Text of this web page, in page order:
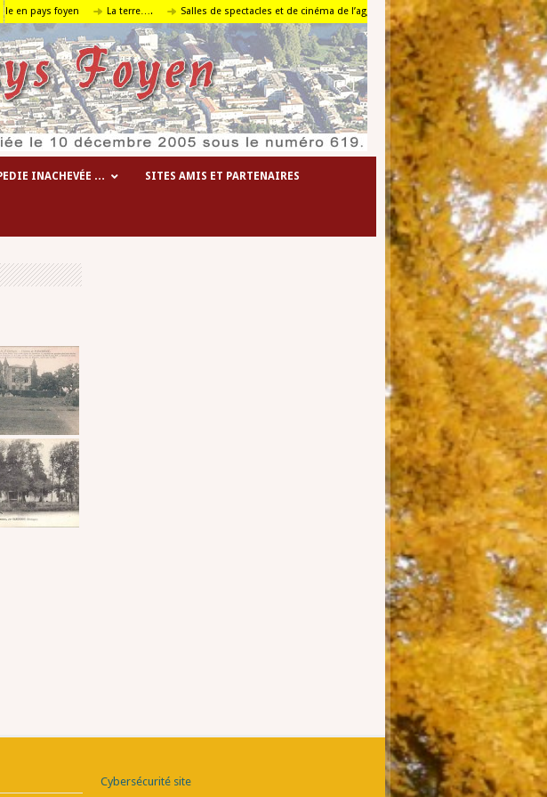
foyen La terre…. Salles de spectacles et de cinéma de l’agglomération foyenne Le travail en
INACHEVÉE … SITES AMIS ET PARTENAIRES
Cybersécurité site